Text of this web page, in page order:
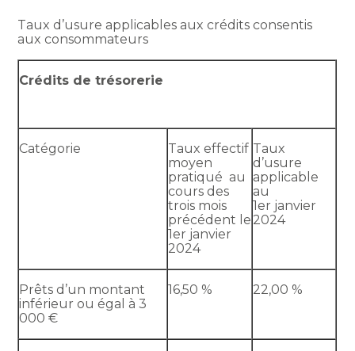
Taux d’usure applicables aux crédits consentis
aux consommateurs
Crédits de trésorerie
Catégorie
Taux effectif
moyen
pratiqué au
cours des
trois mois
précédent le
1er janvier
2024
Taux
d’usure
applicable
au
1er janvier
2024
Prêts d’un montant
inférieur ou égal à 3
000 €
16,50 % 22,00 %